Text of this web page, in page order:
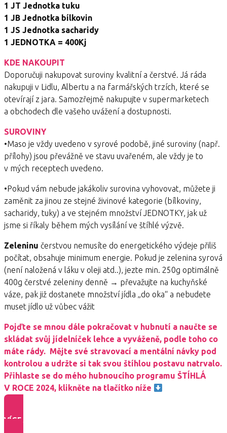
1 JT Jednotka tuku
1 JB Jednotka bílkovin
1 JS Jednotka sacharidy
1 JEDNOTKA = 400Kj
KDE NAKOUPIT
Doporučuji nakupovat suroviny kvalitní a čerstvé. Já ráda
nakupuji v Lidlu, Albertu a na farmářských trzích, které se
otevírají z jara. Samozřejmě nakupujte v supermarketech
a obchodech dle vašeho uvážení a dostupnosti.
SUROVINY
•Maso je vždy uvedeno v syrové podobě, jiné suroviny (např.
přílohy) jsou převážně ve stavu uvařeném, ale vždy je to
v mých receptech uvedeno.
•Pokud vám nebude jakákoliv surovina vyhovovat, můžete ji
zaměnit za jinou ze stejné živinové kategorie (bílkoviny,
sacharidy, tuky) a ve stejném množství JEDNOTKY, jak už
jsme si říkaly během mých vysílání ve štíhlé výzvě.
Zeleninu čerstvou nemusíte do energetického výdeje přiliš
počítat, obsahuje minimum energie. Pokud je zelenina syrová
(není naložená v láku v oleji atd..), jezte min. 250g optimálně
400g čerstvé zeleniny denně → převažujte na kuchyňské
váze, pak již dostanete množství jídla „do oka“ a nebudete
muset jídlo už vůbec vážit
Pojďte se mnou dále pokračovat v hubnutí a naučte se
skládat svůj jídelníček lehce a vyváženě, podle toho co
máte rády. Mějte své stravovací a mentální návky pod
kontrolou a udržte si tak svou štíhlou postavu natrvalo.
Přihlaste se do mého hubnoucího programu ŠTÍHLÁ
V ROCE 2024, klikněte na tlačítko níže
VÍCE INFO O PROGRAMU >>